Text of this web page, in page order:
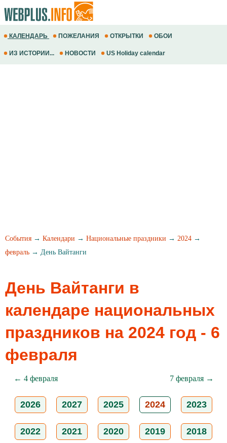
КАЛЕНДАРЬ ПОЖЕЛАНИЯ ОТКРЫТКИ ОБОИ
ИЗ ИСТОРИИ... НОВОСТИ US Holiday calendar
События → Календари → Национальные праздники → 2024 →
февраль → День Вайтанги
День Вайтанги в
календаре национальных
праздников на 2024 год - 6
февраля
← 4 февраля 7 февраля →
2026 2027 2025 2024 2023
2022 2021 2020 2019 2018